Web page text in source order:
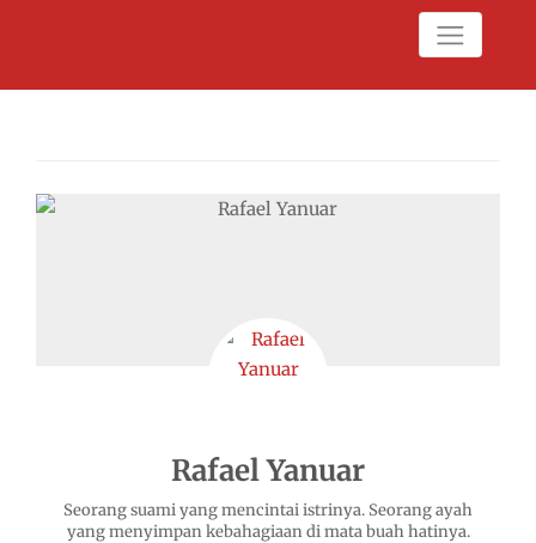
Rafael Yanuar
Seorang suami yang mencintai istrinya. Seorang ayah
yang menyimpan kebahagiaan di mata buah hatinya.